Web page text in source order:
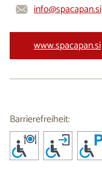
info@spacapan.si
www.spacapan.si
Barrierefreiheit: